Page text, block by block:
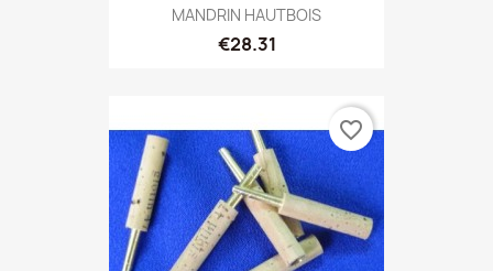
MANDRIN HAUTBOIS
€28.31
favorite_border